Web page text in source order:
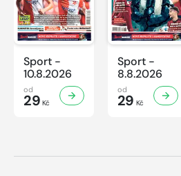
Sport -
10.8.2026
od
29 Kč
Sport -
8.8.2026
od
29 Kč